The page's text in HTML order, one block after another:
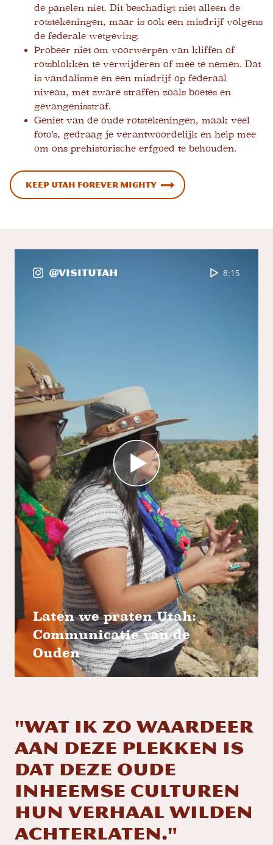
de panelen niet. Dit beschadigt niet alleen de
rotstekeningen, maar is ook een misdrijf volgens
de federale wetgeving.
Probeer niet om voorwerpen van kliffen of
rotsblokken te verwijderen of mee te nemen. Dat
is vandalisme en een misdrijf op federaal
niveau, met zware straffen zoals boetes en
gevangenisstraf.
Geniet van de oude rotstekeningen, maak veel
foto's, gedraag je verantwoordelijk en help mee
om ons prehistorische erfgoed te behouden.
Keep Utah Forever Mighty
@VisitUtah 8:15
Laten we praten Utah:
Communicatie van de
Ouden
"Wat ik zo waardeer
aan deze plekken is
dat deze oude
inheemse culturen
hun verhaal wilden
achterlaten."